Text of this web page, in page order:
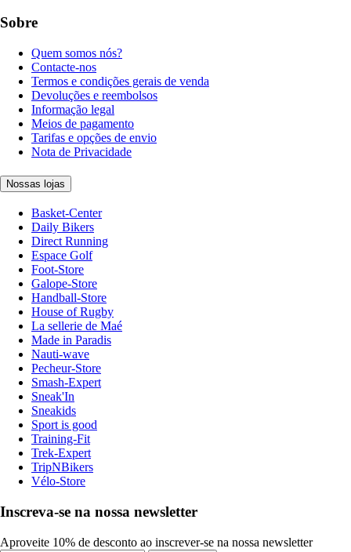
Sobre
Quem somos nós?
Contacte-nos
Termos e condições gerais de venda
Devoluções e reembolsos
Informação legal
Meios de pagamento
Tarifas e opções de envio
Nota de Privacidade
Nossas lojas
Basket-Center
Daily Bikers
Direct Running
Espace Golf
Foot-Store
Galope-Store
Handball-Store
House of Rugby
La sellerie de Maé
Made in Paradis
Nauti-wave
Pecheur-Store
Smash-Expert
Sneak'In
Sneakids
Sport is good
Training-Fit
Trek-Expert
TripNBikers
Vélo-Store
Inscreva-se na nossa newsletter
Aproveite 10% de desconto ao inscrever-se na nossa newsletter